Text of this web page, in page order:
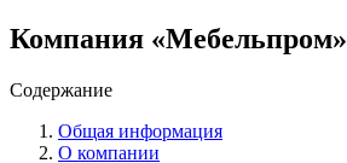
Компания «Мебельпром»
Содержание
Общая информация
О компании